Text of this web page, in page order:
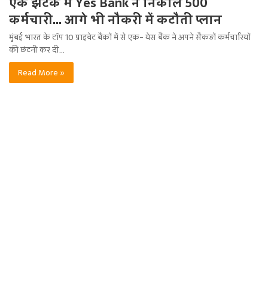
कर्मचारी… आगे भी नौकरी में कटौती प्लान
मुंबई भारत के टॉप 10 प्राइवेट बैंकों में से एक- येस बैंक ने अपने सैकड़ों कर्मचारियों
की छंटनी कर दी…
Read More »